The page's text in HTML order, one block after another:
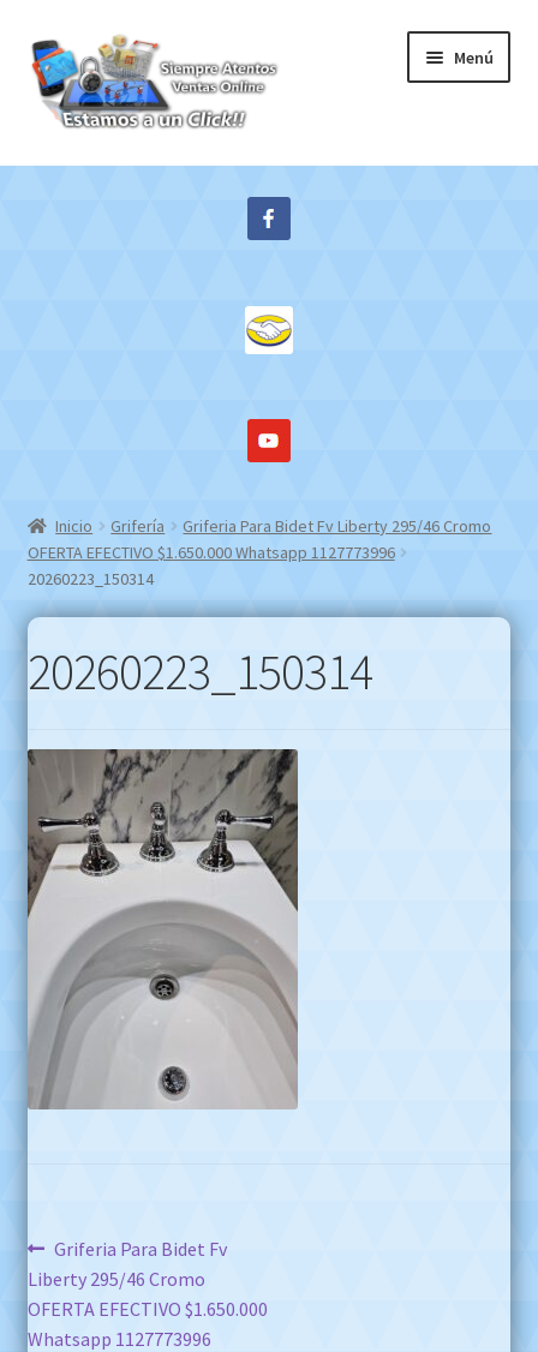
Ir
a
la
navegación
Ir
al
contenido
Menú
Inicio
Inicio Grifería
Griferia Para Bidet Fv Liberty 295/46 Cromo
OFERTA EFECTIVO $1.650.000 Whatsapp 1127773996
20260223_150314
20260223_150314
Navegación
de
Anterior:
Griferia Para Bidet Fv
Liberty 295/46 Cromo
OFERTA EFECTIVO $1.650.000
Whatsapp 1127773996